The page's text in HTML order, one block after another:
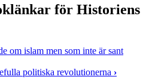
för Historiens
om islam men som inte är sant
politiska revolutionerna ›